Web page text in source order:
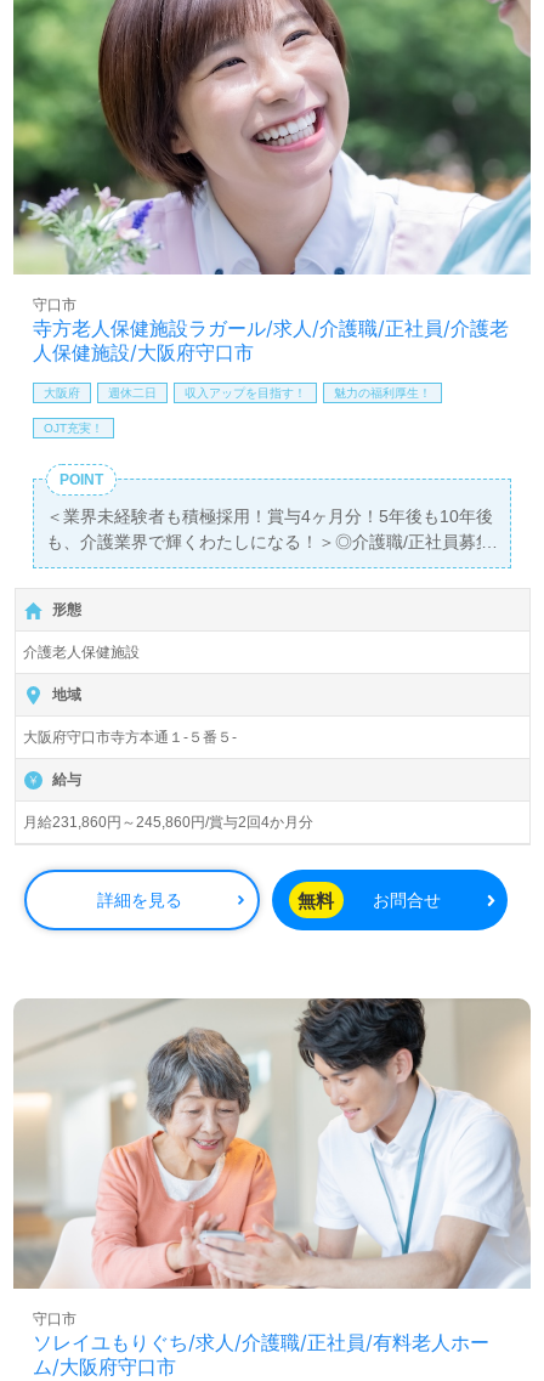
リアアップを実現したい、施設形態や環境を変えて働きた
い』等の方も大歓迎です！募集詳細等、担当コンサルタン
トよりご案内します。お問い合わせも遠慮なくお願いしま
す。
全国の求人ご紹介！医療/福祉業界の正社員/パート求人探
しは【ウィルオブ介護】＊求人情報収集、将来的に検討の
方も遠慮なく＊
LINE、メール、お電話などご希望に応じてお問い合わせ/ご
相談可能です。転職相談、求人紹介、年収交渉など完全無
料サービスをご利用いただけます。＜非公開求人も取扱い
せお待ちしております。
寺方老人保健施設ラガール/求人/介護職/正社員/介護老
人保健施設/大阪府守口市
守口市
大阪府 週休二日 収入アップを目指す！ 魅力の福利厚生！
OJT充実！
POINT
＜業界未経験者も積極採用！賞与4ヶ月分！5年後も10年後
も、介護業界で輝くわたしになる！＞◎介護職/正社員募集
◎
【月給231,860円～245,860円】＊初任者研修以上有資格者
向け求人＊『清水駅』徒歩17分。
入居定員100名（ユニット型/全室個室）『寺方老人保健施
設ラガール』社会医療法人弘道会（本部：大阪府守口市）
様の運営です。大阪府、兵庫県を中心に病院、クリニッ
ク、介護医療院、介護老人保健施設、特別養護老人ホー
ム、サービス付き高齢者向け住宅、小規模多機能、グルー
◎『安心（専門知識の習得）、信頼（人への優しさ）、貢
献（感謝）』3つの柱で介護職のプロを目指せる事業所
様！◎
看護助手や介護職経験のある方はもちろん、これから介護
です。充実のOJTや多彩な研修制度もおすすめポイント！
『ご利用者様の役に立ちたい』『最新の知識と技術力を学
びたい、仕事を通じて成長したい』『働きがいを感じなが
ら仕事をしたい』『転職で施設形態や環境を変えて働きた
い』等の方も大歓迎です！募集詳細等、担当コンサルタン
トよりご案内します。お問い合わせも遠慮なくお願いしま
医療/福祉業界の正社員/パート求人探しは【ウィルオブ介
護】＊求人情報収集、将来的検討の方も遠慮なく。
LINE、メール、お電話などご希望に応じてお問い合わせ/ご
相談可能です。転職相談、求人紹介、年収交渉など完全無
あり！＞"転職支援"のプロと一緒に転職活動！お問い合わ
せお待ちしております。
形態
介護老人保健施設
地域
大阪府守口市寺方本通１-５番５-
給与
月給231,860円～245,860円/賞与2回4か月分
詳細を見る 無料 お問合せ
ソレイユもりぐち/求人/介護職/正社員/有料老人ホー
ム/大阪府守口市
守口市